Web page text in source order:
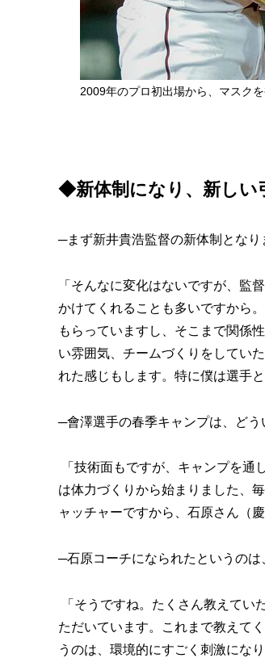
2009年のプロ初出場から、マスク
◆新体制になり、新しい
─まず新井貴浩監督の新体制とな
「そんなに変化はないですが、監
かけてくれることも多いですから
もらっていますし、そこまで関係
い雰囲気、チームづくりをしてい
れた感じもします。特に僕は選手
─會澤選手の春季キャンプは、ど
「技術面もですが、キャンプを通
は体力づくりから始まりました、
ャッチャーですから、石原さん（
─石原コーチになられたというのは
「そうですね。たくさん教えてい
ただいています。これまで教えて
うのは、環境的にすごく刺激にな